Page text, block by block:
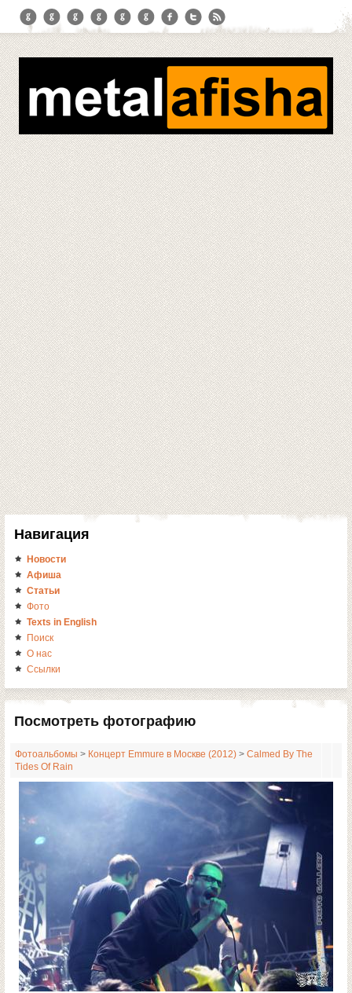
Навигация
Новости
Афиша
Статьи
Фото
Texts in English
Поиск
О нас
Ссылки
Посмотреть фотографию
Фотоальбомы > Концерт Emmure в Москве (2012) > Calmed By The
Tides Of Rain